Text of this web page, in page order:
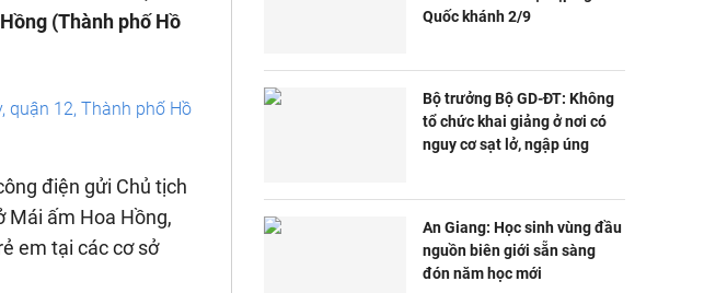
(Thành phố Hồ
quận 12, Thành phố Hồ
điện gửi Chủ tịch
Mái ấm Hoa Hồng,
em tại các cơ sở
Quốc khánh 2/9
Bộ trưởng Bộ GD-ĐT: Không
tổ chức khai giảng ở nơi có
nguy cơ sạt lở, ngập úng
An Giang: Học sinh vùng đầu
nguồn biên giới sẵn sàng
đón năm học mới